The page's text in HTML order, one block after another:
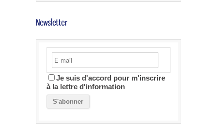
Je suis d'accord pour m'inscrire
à la lettre d'information